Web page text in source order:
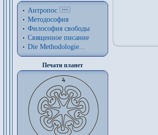
Антропос
Методософия
Философия cвободы
Священное писание
Die Methodologie...
Печати планет